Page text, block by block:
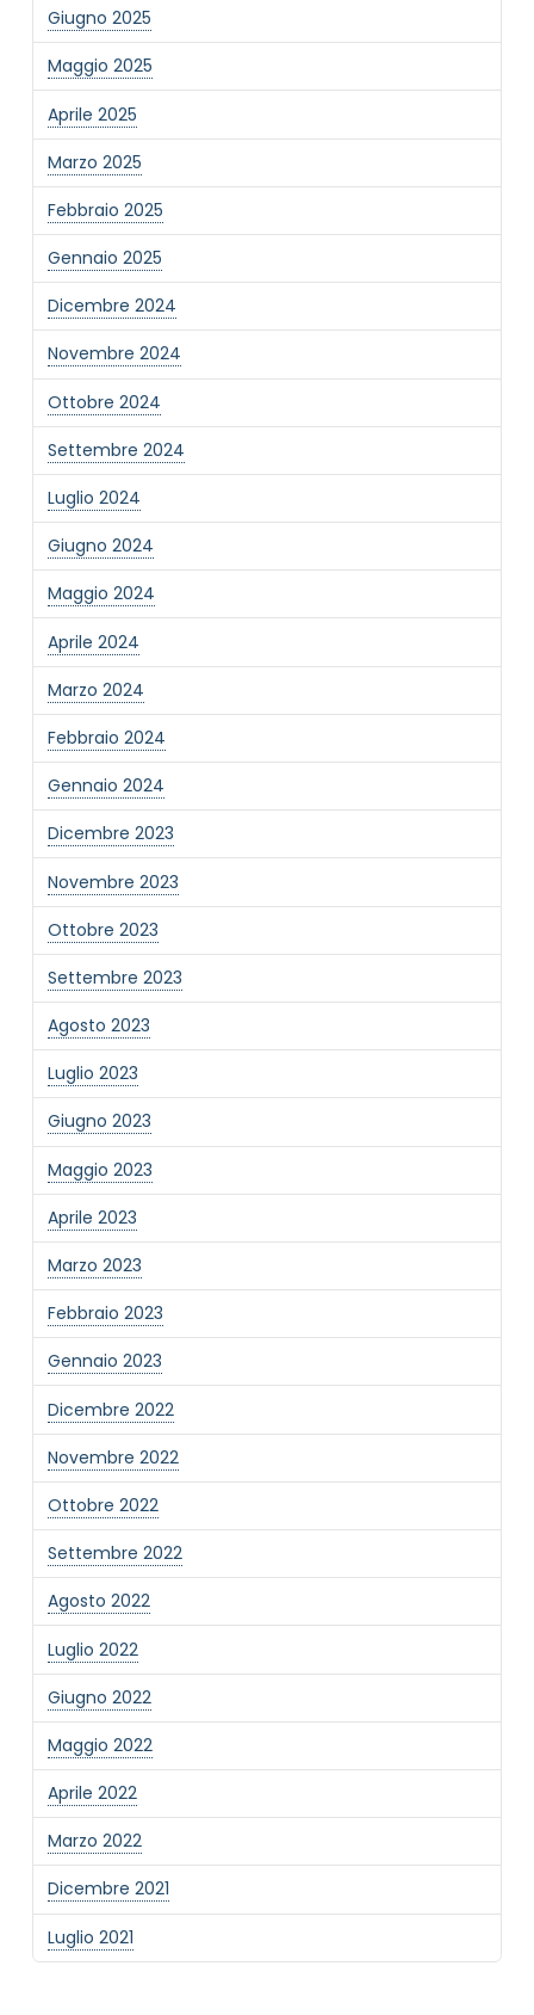
Giugno 2025
Maggio 2025
Aprile 2025
Marzo 2025
Febbraio 2025
Gennaio 2025
Dicembre 2024
Novembre 2024
Ottobre 2024
Settembre 2024
Luglio 2024
Giugno 2024
Maggio 2024
Aprile 2024
Marzo 2024
Febbraio 2024
Gennaio 2024
Dicembre 2023
Novembre 2023
Ottobre 2023
Settembre 2023
Agosto 2023
Luglio 2023
Giugno 2023
Maggio 2023
Aprile 2023
Marzo 2023
Febbraio 2023
Gennaio 2023
Dicembre 2022
Novembre 2022
Ottobre 2022
Settembre 2022
Agosto 2022
Luglio 2022
Giugno 2022
Maggio 2022
Aprile 2022
Marzo 2022
Dicembre 2021
Luglio 2021
NOME STRUTTURA*
MAIL REFERENTE*
MOTIVO DEL CONTATTO*
Informativa Privacy
Ho preso visione dell'informativa privacy
Privacy Policy completa
Newsletter
Desidero rimanere aggiornato sulle ultime
novità dell'Associazione tramite l'iscrizione alla
newsletter
Invia